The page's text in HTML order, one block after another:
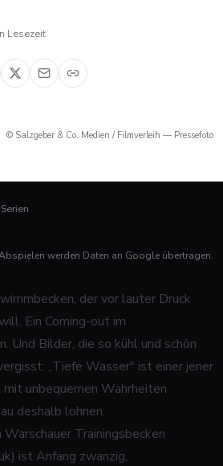
Lesezeit
© Salzgeber & Co. Medien / Filmverleih — Pressefoto
werden Daten an Google übertragen.
der vor lauter Druck
Ein Coming-out im
Und Bilder, die so kühl und schön
„Tiefe Wasser" ist einer jener
mit unbequemen Wahrheiten
deshalb lohnen.
Trainingsbecken
ist Anfang zwanzig,